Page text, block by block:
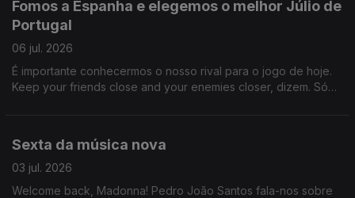
Fomos a Espanha e elegemos o melhor Júlio de
Portugal
06 jul. 2026
É importante conhecermos o nosso rival para o jogo de hoje.
Keep your friends close and your enemies closer, dizem. Só
Sexta da música nova
03 jul. 2026
Welcome back, Madonna! Pedro João Santos fala-nos sobre